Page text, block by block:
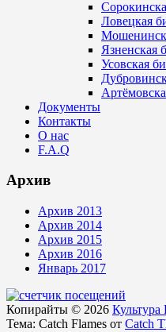
Ловецкая
Язненская
Усовская
Документы
Контакты
О нас
F.A.Q
Архив
Архив 2013
Архив 2014
Архив 2015
Архив 2016
Январь 2017
Копирайты © 2026 Культура
Тема: Catch Flames от Catch